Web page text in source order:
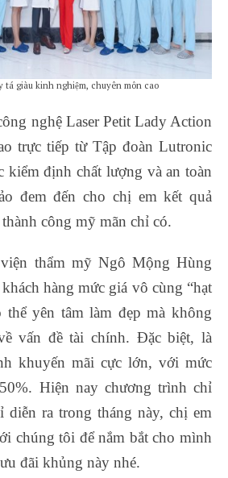
tá giàu kinh nghiệm, chuyên môn cao
nghệ Laser Petit Lady Action
trực tiếp từ Tập đoàn Lutronic
định chất lượng và an toàn
đem đến cho chị em kết quả
công mỹ mãn chỉ có.
thẩm mỹ Ngô Mộng Hùng
hàng mức giá vô cùng “hạt
yên tâm làm đẹp mà không
vấn đề tài chính. Đặc biệt, là
khuyến mãi cực lớn, với mức
Hiện nay chương trình chỉ
diễn ra trong tháng này, chị em
chúng tôi để nắm bắt cho mình
đãi khủng này nhé.